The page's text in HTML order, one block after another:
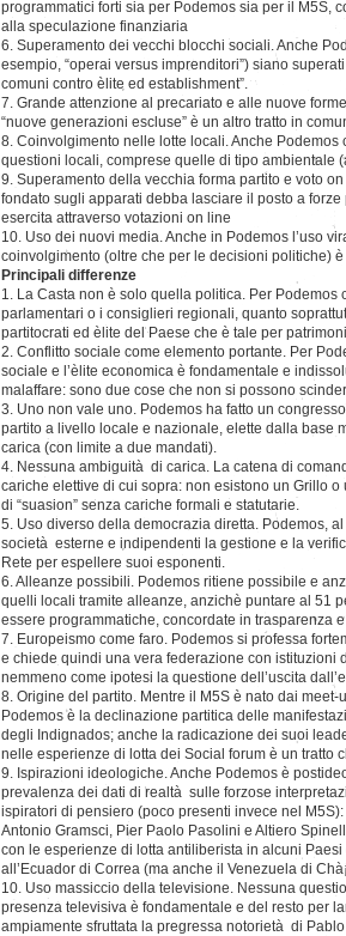
programmatici forti sia per Podemos sia per il M5S,
alla speculazione finanziaria
6. Superamento dei vecchi blocchi sociali. Anche
esempio, “operai versus imprenditori”) siano
comuni contro èlite ed establishment”.
7. Grande attenzione al precariato e alle nuove
“nuove generazioni escluse” è un altro tratto in
8. Coinvolgimento nelle lotte locali. Anche
questioni locali, comprese quelle di tipo ambientale
9. Superamento della vecchia forma partito e voto
fondato sugli apparati debba lasciare il posto a
esercita attraverso votazioni on line
10. Uso dei nuovi media. Anche in Podemos l’uso
coinvolgimento (oltre che per le decisioni politiche)
Principali differenze
1. La Casta non è solo quella politica. Per Podemos
parlamentari o i consiglieri regionali, quanto
partitocrati ed èlite del Paese che è tale per
2. Conflitto sociale come elemento portante. Per
sociale e l’èlite economica è fondamentale e
malaffare: sono due cose che non si possono
3. Uno non vale uno. Podemos ha fatto un
partito a livello locale e nazionale, elette dalla base
carica (con limite a due mandati).
4. Nessuna ambiguità di carica. La catena di
cariche elettive di cui sopra: non esistono un Grillo
di “suasion” senza cariche formali e statutarie.
5. Uso diverso della democrazia diretta. Podemos,
società esterne e indipendenti la gestione e la
Rete per espellere suoi esponenti.
6. Alleanze possibili. Podemos ritiene possibile e
quelli locali tramite alleanze, anzichè puntare al 51
essere programmatiche, concordate in trasparenza
7. Europeismo come faro. Podemos si professa
e chiede quindi una vera federazione con istituzioni
nemmeno come ipotesi la questione dell’uscita
8. Origine del partito. Mentre il M5S è nato dai
Podemos è la declinazione partitica delle
degli Indignados; anche la radicazione dei suoi
nelle esperienze di lotta dei Social forum è un tratto
9. Ispirazioni ideologiche. Anche Podemos è
prevalenza dei dati di realtà sulle forzose
ispiratori di pensiero (poco presenti invece nel
Antonio Gramsci, Pier Paolo Pasolini e Altiero
con le esperienze di lotta antiliberista in alcuni
all’Ecuador di Correa (ma anche il Venezuela di
10. Uso massiccio della televisione. Nessuna
presenza televisiva è fondamentale e del resto per
ampiamente sfruttata la pregressa notorietà di